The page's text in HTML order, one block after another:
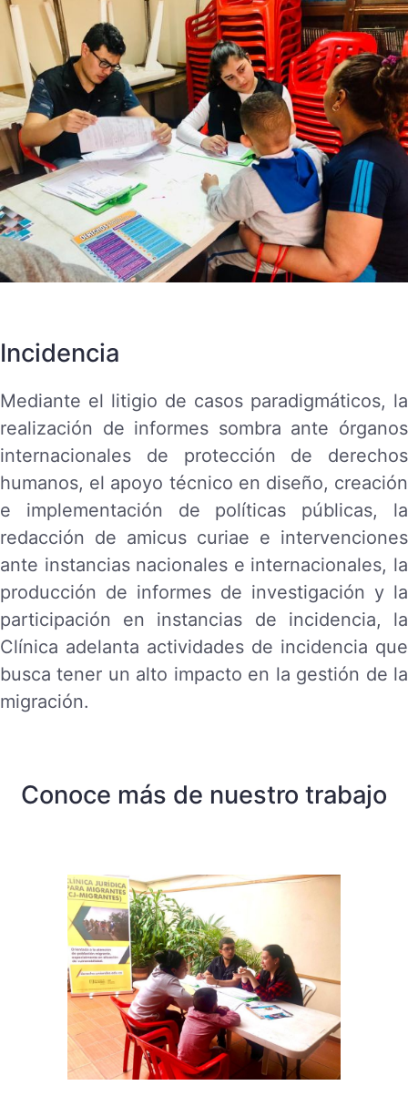
Incidencia
Mediante el litigio de casos paradigmáticos, la
realización de informes sombra ante órganos
internacionales de protección de derechos
humanos, el apoyo técnico en diseño, creación
e implementación de políticas públicas, la
redacción de amicus curiae e intervenciones
ante instancias nacionales e internacionales, la
producción de informes de investigación y la
participación en instancias de incidencia, la
Clínica adelanta actividades de incidencia que
busca tener un alto impacto en la gestión de la
migración.
Conoce más de nuestro trabajo